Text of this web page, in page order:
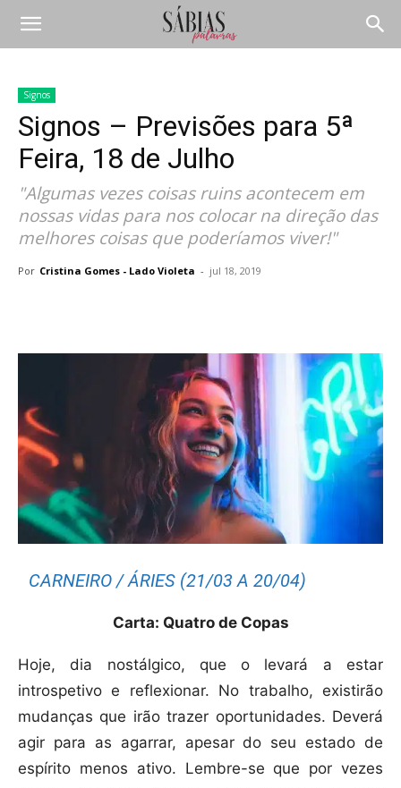
Signos
Signos – Previsões para 5ª
Feira, 18 de Julho
"Algumas vezes coisas ruins acontecem em
nossas vidas para nos colocar na direção das
melhores coisas que poderíamos viver!"
Por Cristina Gomes - Lado Violeta - jul 18, 2019
CARNEIRO / ÁRIES (21/03 A 20/04)
Carta: Quatro de Copas
Hoje, dia nostálgico, que o levará a estar
introspetivo e reflexionar. No trabalho, existirão
mudanças que irão trazer oportunidades. Deverá
agir para as agarrar, apesar do seu estado de
espírito menos ativo. Lembre-se que por vezes